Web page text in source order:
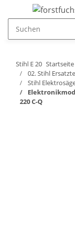
Stihl E 20 Startseite
02. Stihl
Stihl
220 C-Q